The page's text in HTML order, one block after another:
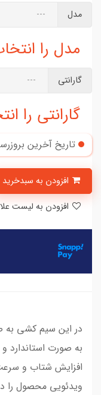
مدل
مدل را
گارانتی
گارانتی را
تاریخ آخرین
در این سیم کشی به
به صورت استاندارد
افزایش شتاب و
ویدئویی محصول را